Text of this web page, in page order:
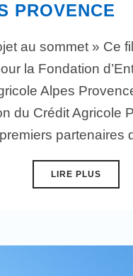
PROVENCE
au sommet » Ce
la Fondation
Alpes
du Crédit Agricole
partenaires
LIRE PLUS